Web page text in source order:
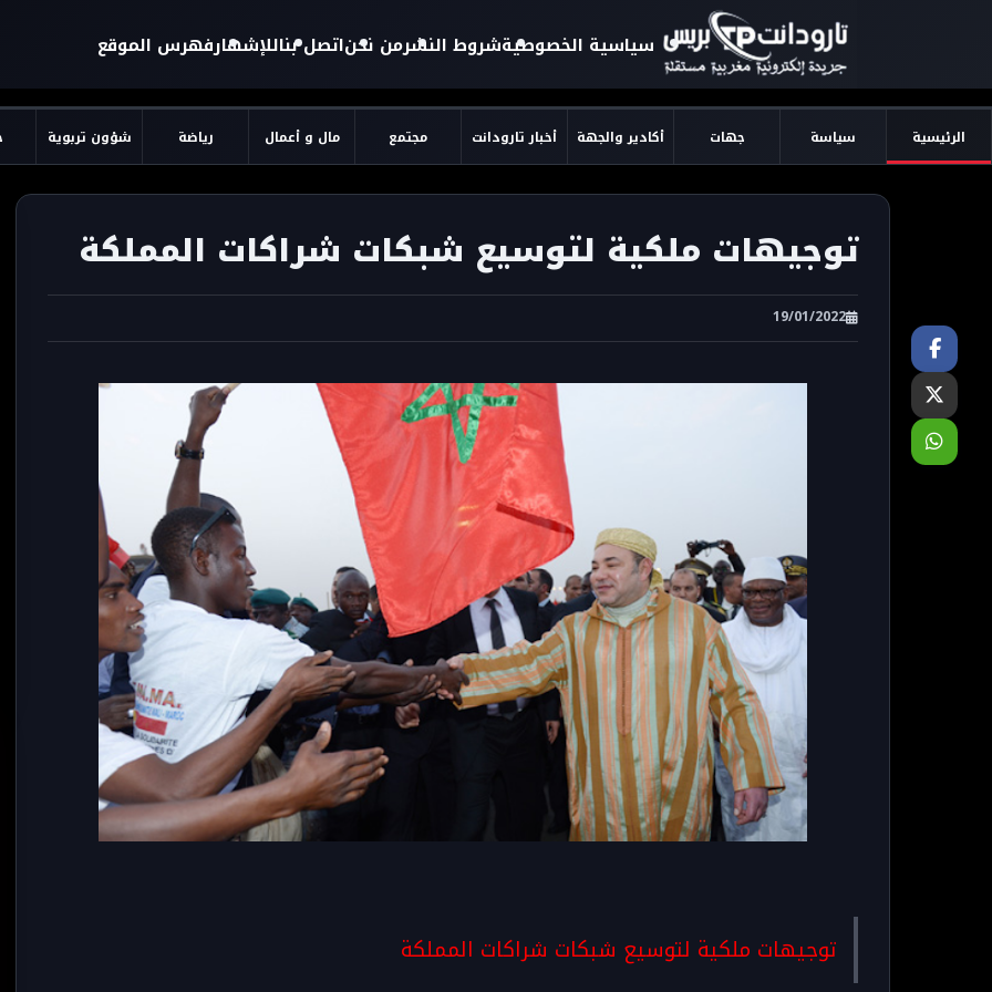
سياسية الخصوصيةشروط النشرمن نحناتصل بناللإشهارفهرس الموقع
الرئيسية سياسة جهات أكادير والجهة أخبار تارودانت مجتمع مال و أعمال رياضة شؤون تربوية
توجيهات ملكية لتوسيع شبكات شراكات المملكة
19/01/2022
توجيهات ملكية لتوسيع شبكات شراكات المملكة